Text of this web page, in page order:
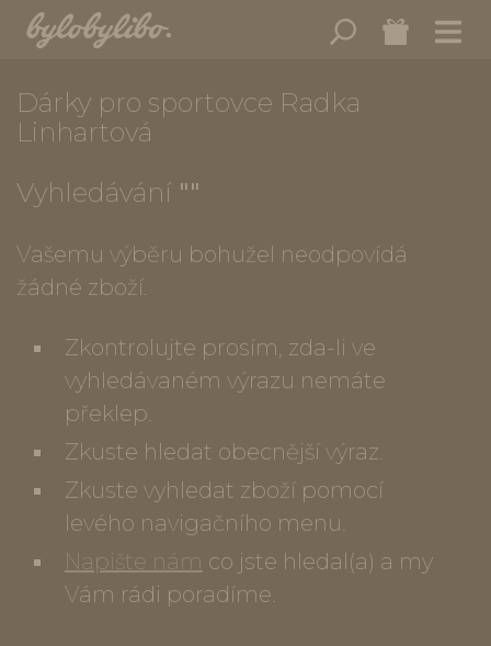
Dárky pro sportovce Radka
Linhartová
Vyhledávání ""
Vašemu výběru bohužel neodpovídá
žádné zboží.
Zkontrolujte prosím, zda-li ve
vyhledávaném výrazu nemáte
překlep.
Zkuste hledat obecnější výraz.
Zkuste vyhledat zboží pomocí
levého navigačního menu.
Napište nám co jste hledal(a) a my
Vám rádi poradíme.